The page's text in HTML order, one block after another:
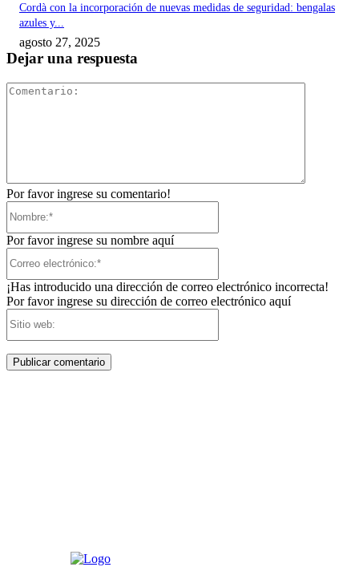
Cordà con la incorporación de nuevas medidas de seguridad: bengalas
azules y...
agosto 27, 2025
Dejar una respuesta
Por favor ingrese su comentario!
Por favor ingrese su nombre aquí
¡Has introducido una dirección de correo electrónico incorrecta!
Por favor ingrese su dirección de correo electrónico aquí